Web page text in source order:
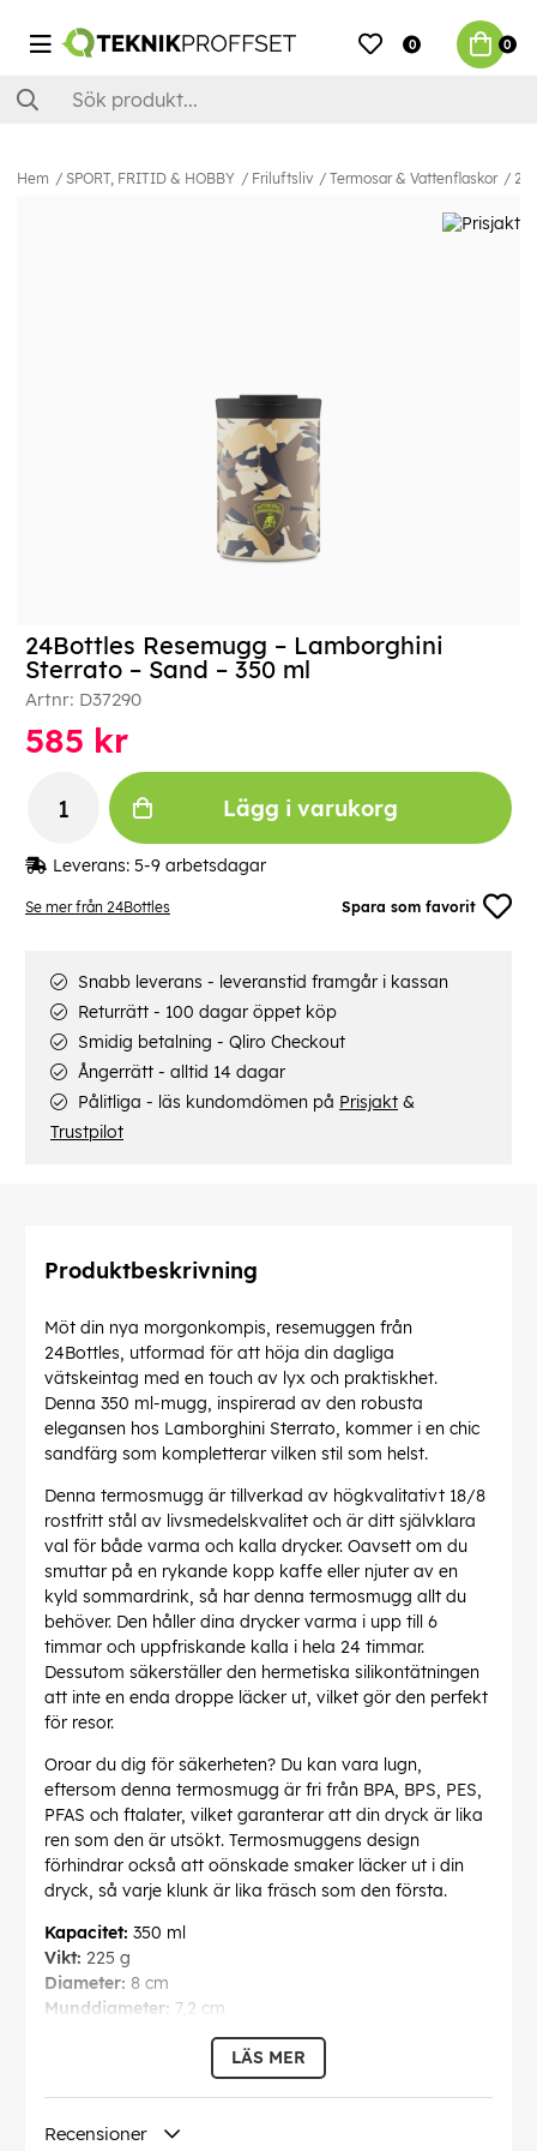
0 0
Hem SPORT, FRITID & HOBBY Friluftsliv Termosar & Vattenflaskor
Se mer från 24Bottles Spara som favorit
24Bottles Resemugg – Lamborghini
Sterrato – Sand – 350 ml
Artnr: D37290
585 kr
Lägg i varukorg
Leverans: 5-9 arbetsdagar
Snabb leverans - leveranstid framgår i kassan
Returrätt - 100 dagar öppet köp
Smidig betalning - Qliro Checkout
Ångerrätt - alltid 14 dagar
Pålitliga - läs kundomdömen på Prisjakt &
Trustpilot
Produktbeskrivning
Möt din nya morgonkompis, resemuggen från
24Bottles, utformad för att höja din dagliga
vätskeintag med en touch av lyx och praktiskhet.
Denna 350 ml-mugg, inspirerad av den robusta
elegansen hos Lamborghini Sterrato, kommer i en chic
sandfärg som kompletterar vilken stil som helst.
Denna termosmugg är tillverkad av högkvalitativt 18/8
rostfritt stål av livsmedelskvalitet och är ditt självklara
val för både varma och kalla drycker. Oavsett om du
smuttar på en rykande kopp kaffe eller njuter av en
kyld sommardrink, så har denna termosmugg allt du
behöver. Den håller dina drycker varma i upp till 6
timmar och uppfriskande kalla i hela 24 timmar.
Dessutom säkerställer den hermetiska silikontätningen
att inte en enda droppe läcker ut, vilket gör den perfekt
för resor.
Oroar du dig för säkerheten? Du kan vara lugn,
eftersom denna termosmugg är fri från BPA, BPS, PES,
PFAS och ftalater, vilket garanterar att din dryck är lika
ren som den är utsökt. Termosmuggens design
förhindrar också att oönskade smaker läcker ut i din
dryck, så varje klunk är lika fräsch som den första.
Kapacitet: 350 ml
Vikt: 225 g
Diameter: 8 cm
Munddiameter: 7,2 cm
Förutom drycker kan denna mångsidiga mugg även
användas till snacks, soppor eller till och med en lätt
måltid, vilket gör den till en oumbärlig del av din
LÄS MER
Recensioner